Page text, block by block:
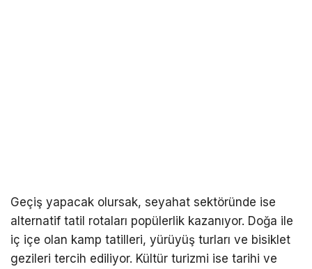
Geçiş yapacak olursak, seyahat sektöründe ise
alternatif tatil rotaları popülerlik kazanıyor. Doğa ile
iç içe olan kamp tatilleri, yürüyüş turları ve bisiklet
gezileri tercih ediliyor. Kültür turizmi ise tarihi ve